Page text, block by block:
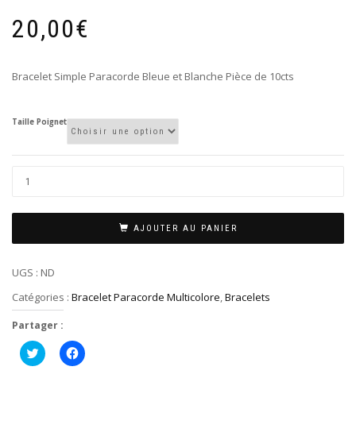
20,00€
Bracelet Simple Paracorde Bleue et Blanche Pièce de 10cts
Taille Poignet
AJOUTER AU PANIER
UGS : ND
Catégories : Bracelet Paracorde Multicolore,Bracelets
Partager :
Cliquez
pour
Cliquez
pour